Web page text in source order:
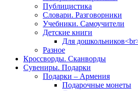
Публицистика
Словари. Разговорники
Учебники. Самоучители
Детские книги
Для
Разное
Кроссворды. Сканворды
Сувениры. Подарки
Подарки – Армения
Подарочные монеты